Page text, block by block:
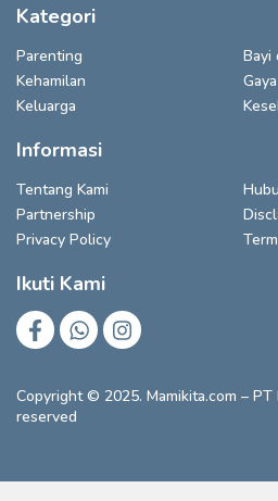
Kategori
Parenting
Bayi
Kehamilan
Keluarga
Informasi
Tentang Kami
Partnership
Privacy Policy
Ikuti Kami
Copyright © 2025. Mamikita.com –
reserved